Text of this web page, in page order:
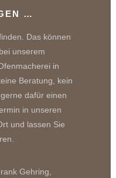
…
Das können
unserem
in
Beratung, kein
dafür einen
in unseren
und lassen Sie
Gehring,